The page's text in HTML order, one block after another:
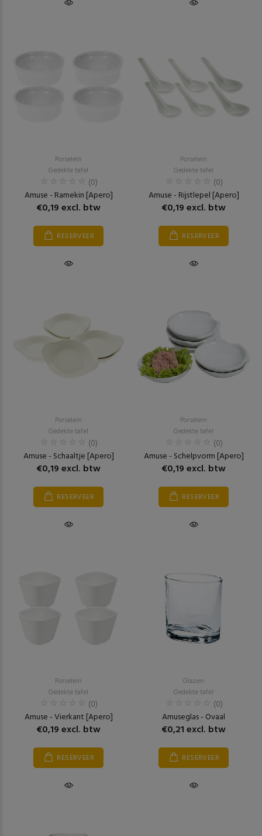
Porselein
Gedekte tafel
(0)
Amuse - Ramekin [Apero]
€0,19 excl. btw
RESERVEER
Porselein
Gedekte tafel
(0)
Amuse - Rijstlepel [Apero]
€0,19 excl. btw
RESERVEER
Porselein
Gedekte tafel
(0)
Amuse - Schaaltje [Apero]
€0,19 excl. btw
RESERVEER
Porselein
Gedekte tafel
(0)
Amuse - Schelpvorm [Apero]
€0,19 excl. btw
RESERVEER
Porselein
Gedekte tafel
(0)
Amuse - Vierkant [Apero]
€0,19 excl. btw
RESERVEER
Glazen
Gedekte tafel
(0)
Amuseglas - Ovaal
€0,21 excl. btw
RESERVEER